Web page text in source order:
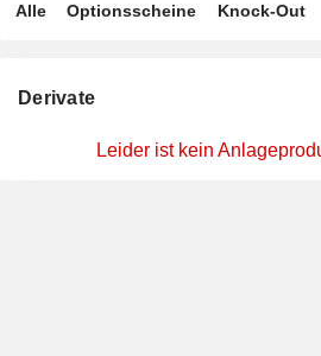
Alle Optionsscheine Knock-Out
Derivate
Leider ist kein